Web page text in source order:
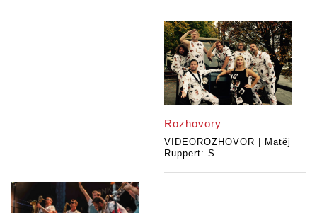
Rozhovory
VIDEOROZHOVOR | Matěj
Ruppert: S...